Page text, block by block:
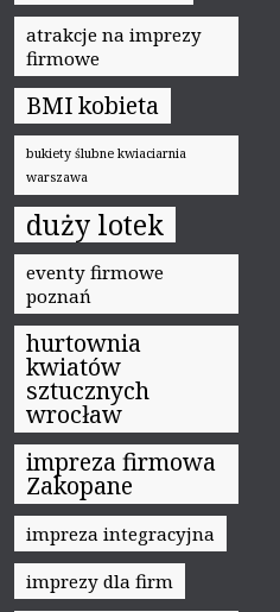
atrakcje na imprezy
firmowe
BMI kobieta
bukiety ślubne kwiaciarnia
warszawa
duży lotek
eventy firmowe
poznań
hurtownia
kwiatów
sztucznych
wrocław
impreza firmowa
Zakopane
impreza integracyjna
imprezy dla firm